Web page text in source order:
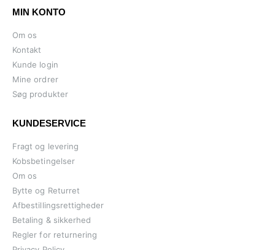
MIN KONTO
Om os
Kontakt
Kunde login
Mine ordrer
Søg produkter
KUNDESERVICE
Fragt og levering
Kobsbetingelser
Om os
Bytte og Returret
Afbestillingsrettigheder
Betaling & sikkerhed
Regler for returnering